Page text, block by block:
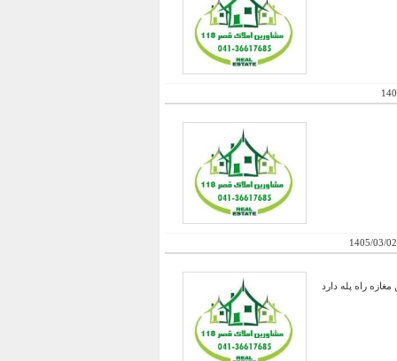
1405/03/02
25 متر طبقه اول که از بالکن مغازه راه پله دارد